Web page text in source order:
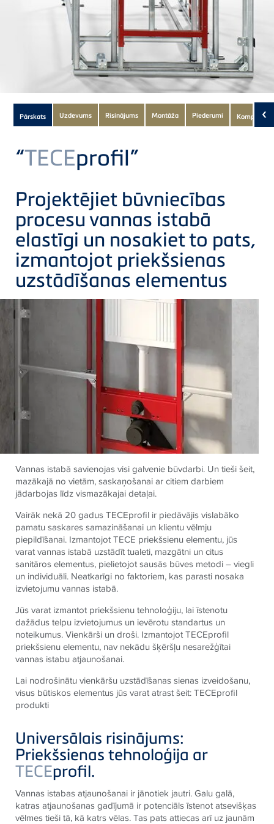
Subnavigation
of
current
Product
Pārskats Uzdevums Risinājums Montāža Piederumi Komponenti
‹
“TECEprofil”
Projektējiet būvniecības
procesu vannas istabā
elastīgi un nosakiet to pats,
izmantojot priekšsienas
uzstādīšanas elementus
Vannas istabā savienojas visi galvenie būvdarbi. Un tieši šeit,
mazākajā no vietām, saskaņošanai ar citiem darbiem
jādarbojas līdz vismazākajai detaļai.
Vairāk nekā 20 gadus TECEprofil ir piedāvājis vislabāko
pamatu saskares samazināšanai un klientu vēlmju
piepildīšanai. Izmantojot TECE priekšsienu elementu, jūs
varat vannas istabā uzstādīt tualeti, mazgātni un citus
sanitāros elementus, pielietojot sausās būves metodi – viegli
un individuāli. Neatkarīgi no faktoriem, kas parasti nosaka
izvietojumu vannas istabā.
Jūs varat izmantot priekšsienu tehnoloģiju, lai īstenotu
dažādus telpu izvietojumus un ievērotu standartus un
noteikumus. Vienkārši un droši. Izmantojot TECEprofil
priekšsienu elementu, nav nekādu šķēršļu nesarežģītai
vannas istabu atjaunošanai.
Lai nodrošinātu vienkāršu uzstādīšanas sienas izveidošanu,
visus būtiskos elementus jūs varat atrast šeit: TECEprofil
produkti
Universālais risinājums:
Priekšsienas tehnoloģija ar
TECEprofil.
Vannas istabas atjaunošanai ir jānotiek jautri. Galu galā,
katras atjaunošanas gadījumā ir potenciāls īstenot atsevišķas
vēlmes tieši tā, kā katrs vēlas. Tas pats attiecas arī uz jaunām